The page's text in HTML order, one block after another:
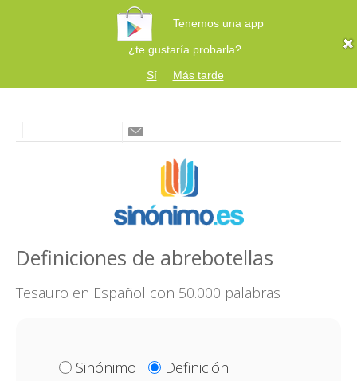
Tenemos una app
¿te gustaría probarla?
Sí
Más tarde
Definiciones de abrebotellas
Tesauro en Español con 50.000 palabras
Sinónimo
Definición